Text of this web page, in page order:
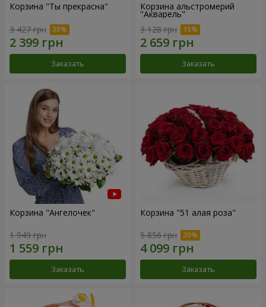
Корзина "Ты прекрасна"
3 427 грн
Заказать
Корзина альстромерий
"Акварель"
3 128 грн
Заказать
Корзина "Ангелочек"
1 949 грн
Заказать
Корзина "51 алая роза"
5 856 грн
Заказать